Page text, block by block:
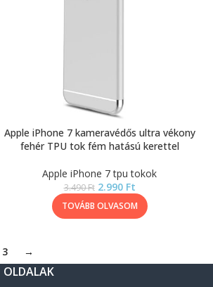
Apple iPhone 7 kameravédős ultra vékony
fehér TPU tok fém hatású kerettel
Apple iPhone 7 tpu tokok
3.490Ft 2.990 Ft
TOVÁBB OLVASOM
3 →
OLDALAK